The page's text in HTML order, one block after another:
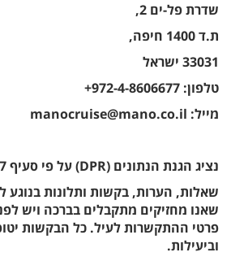
שדרת פל-ים 2,
ת.ד 1400 חיפה,
33031 ישראל
טלפון: 972-4-8606677+
מייל: manocruise@mano.co.il
נציג הגנת הנתונים (DPR) על פי סעיף 27 לתמ"ג
שאלות, הערות, בקשות ותלונות בנוגע
שאנו מחזיקים מתקבלים בברכה ויש
פרטי ההתקשרות לעיל. כל הבקשות
וביעילות.